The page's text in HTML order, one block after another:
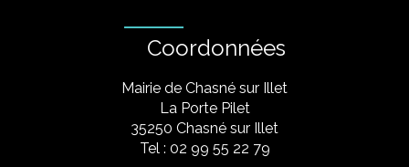
Coordonnées
Mairie de Chasné sur Illet
La Porte Pilet
35250 Chasné sur Illet
Tel : 02 99 55 22 79